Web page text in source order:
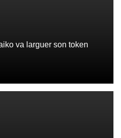
va larguer son token